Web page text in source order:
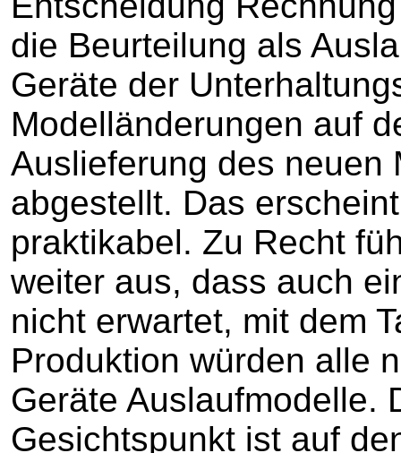
die Beurteilung als
Geräte der
Modelländerungen auf
Auslieferung des neuen
abgestellt. Das
praktikabel. Zu Recht
weiter aus, dass auch
nicht erwartet, mit dem
Produktion würden alle
Geräte Auslaufmodelle.
Gesichtspunkt ist auf